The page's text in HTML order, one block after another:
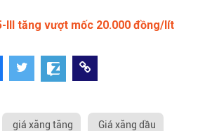
III tăng vượt mốc 20.000 đồng/lít
giá xăng tăng Giá xăng dầu